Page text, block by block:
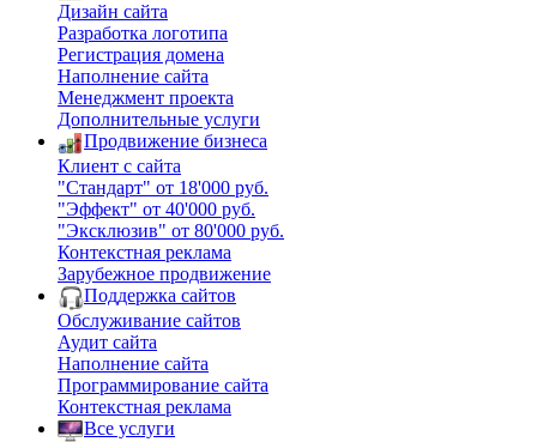
Дизайн сайта
Разработка логотипа
Регистрация домена
Наполнение сайта
Менеджмент проекта
Дополнительные услуги
Продвижение бизнеса
Клиент с сайта
"Стандарт" от 18'000 руб.
"Эффект" от 40'000 руб.
"Эксклюзив" от 80'000 руб.
Контекстная реклама
Зарубежное продвижение
Поддержка сайтов
Обслуживание сайтов
Аудит сайта
Наполнение сайта
Программирование сайта
Контекстная реклама
Все услуги